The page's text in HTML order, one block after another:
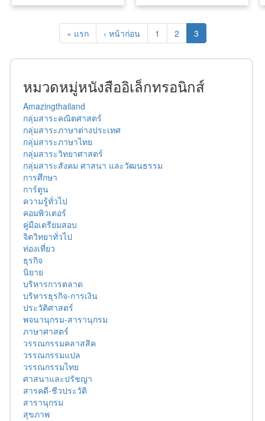
« แรก ‹ หน้าก่อน 1 2 3
หมวดหมู่หนังสืออิเล็กทรอนิกส์
Amazingthailand
กลุ่มสาระคณิตศาสตร์
กลุ่มสาระภาษาต่างประเทศ
กลุ่มสาระภาษาไทย
กลุ่มสาระวิทยาศาสตร์
กลุ่มสาระสังคม ศาสนา และวัฒนธรรม
การศึกษา
การ์ตูน
ความรู้ทั่วไป
คอมพิวเตอร์
คู่มือเตรียมสอบ
จิตวิทยาทั่วไป
ท่องเที่ยว
ธุรกิจ
นิยาย
บริหารการตลาด
บริหารธุรกิจ-การเงิน
ประวัติศาสตร์
พจนานุกรม-สารานุกรม
ภาษาศาสตร์
วรรณกรรมคลาสสิค
วรรณกรรมแปล
วรรณกรรมไทย
ศาสนาและปรัชญา
สารคดี-ชีวประวัติ
สารานุกรม
สุขภาพ